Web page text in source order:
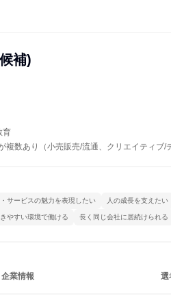
補)
育
複数あり（小売販売/流通、クリエイティブ/
サービスの魅力を表現したい 人の成長を支えたい
やすい環境で働ける 長く同じ会社に居続けられる
企業情報 選